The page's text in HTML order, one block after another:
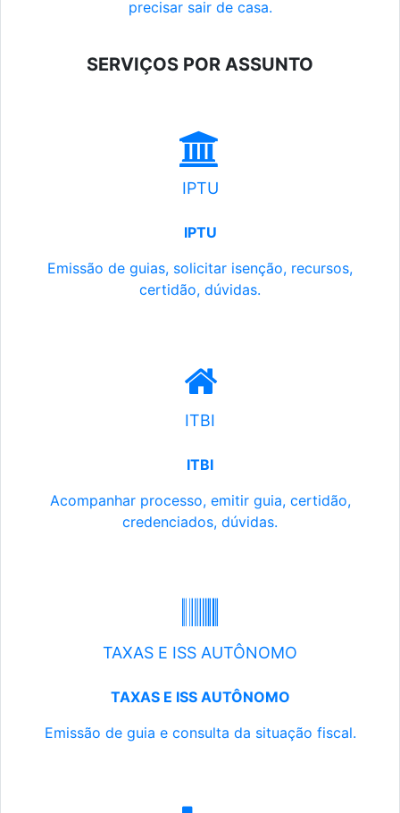
precisar sair de casa.
SERVIÇOS POR ASSUNTO
IPTU
IPTU
Emissão de guias, solicitar isenção, recursos,
certidão, dúvidas.
ITBI
ITBI
Acompanhar processo, emitir guia, certidão,
credenciados, dúvidas.
TAXAS E ISS AUTÔNOMO
TAXAS E ISS AUTÔNOMO
Emissão de guia e consulta da situação fiscal.